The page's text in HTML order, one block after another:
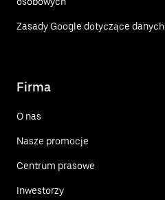
Zasady Google dotyczące danych
Firma
O nas
Nasze promocje
Centrum prasowe
Inwestorzy